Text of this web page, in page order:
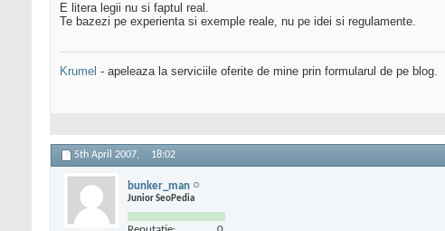
E litera legii nu si faptul real.
Te bazezi pe experienta si exemple reale, nu pe idei si regulamente.
Krumel - apeleaza la serviciile oferite de mine prin formularul de pe blog.
5th April 2007, 18:02
bunker_man
Junior SeoPedia